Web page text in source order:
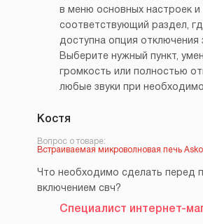
в меню основных настроек и
соответствующий раздел,
доступна опция отключения
Выберите нужный пункт,
громкость или полностью
любые звуки при
Костя
Вопрос о товаре:
Встраиваемая микроволновая печь
Что необходимо сделать перед
включением свч?
Специалист интернет-